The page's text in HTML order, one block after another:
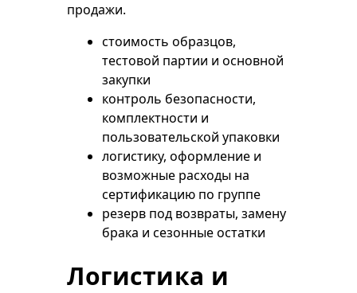
продажи.
стоимость образцов,
тестовой партии и основной
закупки
контроль безопасности,
комплектности и
пользовательской упаковки
логистику, оформление и
возможные расходы на
сертификацию по группе
резерв под возвраты, замену
брака и сезонные остатки
Логистика и